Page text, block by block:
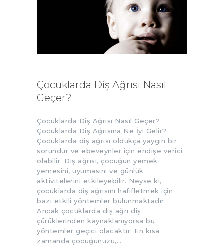
Çocuklarda Diş Ağrısı Nasıl
Geçer?
Çocuklarda Diş Ağrısı Nasıl Geçer?
Çocuklarda Diş Ağrısına Ne İyi Gelir?
Çocuklarda diş ağrısı oldukça yaygın bir
sorundur ve ebeveynler için endişe verici
olabilir. Diş ağrısı, çocuğun yemek
yemesini, uyumasını ve günlük
aktivitelerini etkileyebilir. Neyse ki,
çocuklarda diş ağrısını hafifletmek için
bazı etkili yöntemler bulunmaktadır.
Ancak çocuklarda diş ağrı diş
çürüklerinden kaynaklanıyorsa bu
yöntemler geçici olacaktır. En kısa
zamanda çocuğunuzu,…